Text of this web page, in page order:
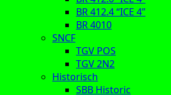
BR 412.4 “ICE 4”
BR 4010
SNCF
TGV POS
TGV 2N2
Historisch
SBB Historic